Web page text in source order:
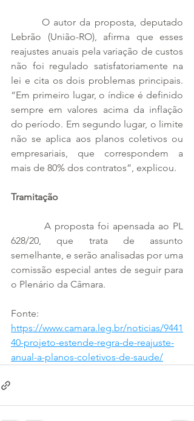
Lebrão (União-RO), afirma que esses
reajustes anuais pela variação de custos
não foi regulado satisfatoriamente na
lei e cita os dois problemas principais.
“Em primeiro lugar, o índice é definido
sempre em valores acima da inflação
do período. Em segundo lugar, o limite
não se aplica aos planos coletivos ou
empresariais, que correspondem a
mais de 80% dos contratos”, explicou.
Tramitação
628/20, que trata de assunto
semelhante, e serão analisadas por uma
comissão especial antes de seguir para
o Plenário da Câmara.
Fonte:
https://www.camara.leg.br/noticias/9441
40-projeto-estende-regra-de-reajuste-
anual-a-planos-coletivos-de-saude/